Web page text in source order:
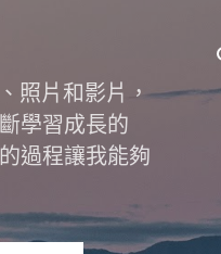
照片和影片，
學習成長的
過程讓我能夠